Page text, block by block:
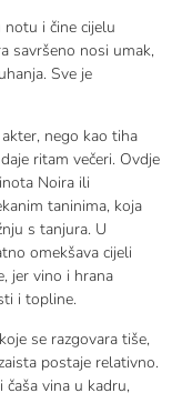
i čine cijelu
savršeno nosi umak,
Sve je
nego kao tiha
ritam večeri. Ovdje
Noira ili
taninima, koja
s tanjura. U
omekšava cijeli
jer vino i hrana
i topline.
se razgovara tiše,
postaje relativno.
vina u kadru,